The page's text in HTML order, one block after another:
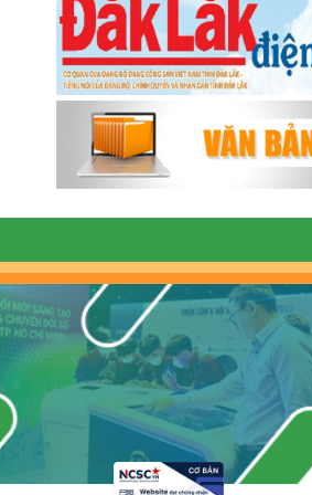
ĐẮK LẮK GIAI ĐOẠN 2018-2020